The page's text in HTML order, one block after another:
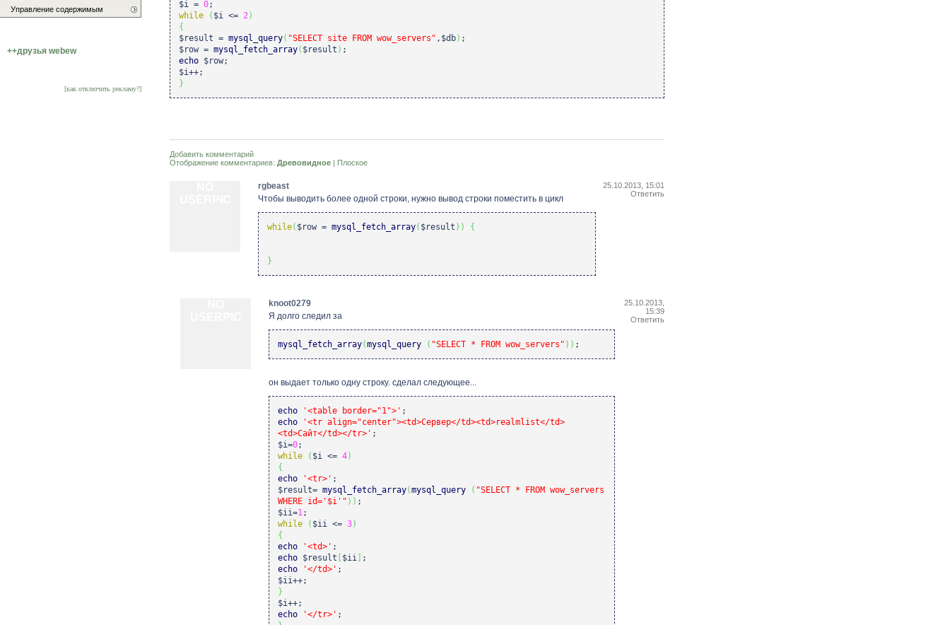
$i = 0;
while
( $i <= 2)
{
$result = mysql_query( "SELECT site FROM wow_servers" , $db) ;
$row = mysql_fetch_array( $result ) ;
echo $row;
$i++;
}
Добавить комментарий
Отображение комментариев: Древовидное | Плоское
rgbeast
Чтобы выводить более одной строки, нужно вывод строки поместить в цикл
while( $row = mysql_fetch_array( $result ) ) {
}
25.10.2013, 15:01
Ответить
knoot0279
Я долго следил за
mysql_fetch_array(mysql_query ( "SELECT * FROM wow_servers" ) ) ;
он выдает только одну строку. сделал следующее...
echo '<table border="1">' ;
echo
'<tr align="center"><td>Сервер</td><td>realmlist</td>
<td>Сайт</td></tr>' ;
$i=0;
while
( $i <= 4)
{
echo
'<tr>' ;
$result= mysql_fetch_array(mysql_query ( "SELECT * FROM wow_servers
WHERE id='$i'" ) ) ;
$ii=1;
while
( $ii <= 3)
{
echo
'<td>' ;
echo $result $ii
;
echo
'</td>' ;
$ii++;
}
$i++;
echo
'</tr>' ;
25.10.2013,
15:39
Ответить
Управление содержимым
++друзья webew
[как отключить рекламу?]